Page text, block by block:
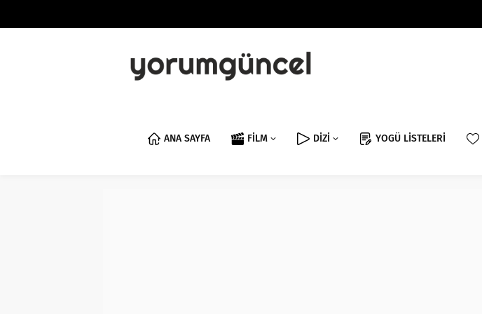
ANA SAYFA FİLM DİZİ YOGÜ LİSTELERİ